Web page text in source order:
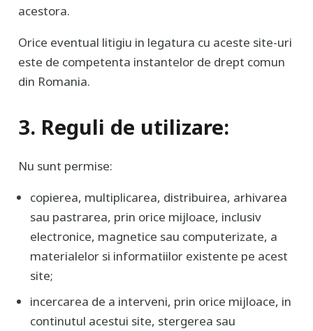
acestora.
Orice eventual litigiu in legatura cu aceste site-uri
este de competenta instantelor de drept comun
din Romania.
3. Reguli de utilizare:
Nu sunt permise:
copierea, multiplicarea, distribuirea, arhivarea
sau pastrarea, prin orice mijloace, inclusiv
electronice, magnetice sau computerizate, a
materialelor si informatiilor existente pe acest
site;
incercarea de a interveni, prin orice mijloace, in
continutul acestui site, stergerea sau